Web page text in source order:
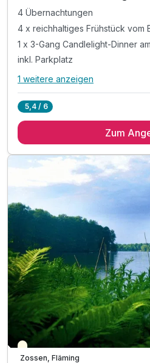
4 Übernachtungen
4 x reichhaltiges Frühstück vom
1 x 3-Gang Candlelight-Dinner
inkl. Parkplatz
Alle Inklusivleistungen
4 x reichhaltiges Frühstück vom
1 weitere anzeigen
5,4 / 6
Zum
Teilweise ausgelastet
Zossen, Fläming